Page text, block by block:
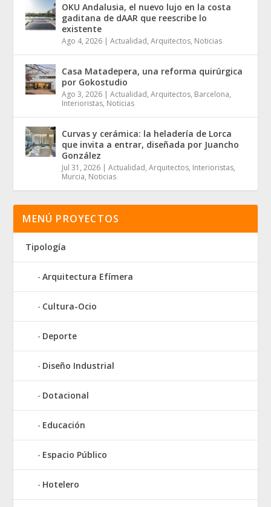
OKU Andalusia, el nuevo lujo en la costa
gaditana de dAAR que reescribe lo
existente
Ago 4, 2026 |Actualidad,Arquitectos, Noticias
Casa Matadepera, una reforma quirúrgica
por Gokostudio
Ago 3, 2026 |Actualidad,Arquitectos, Barcelona,
Interioristas, Noticias
Curvas y cerámica: la heladería de Lorca
que invita a entrar, diseñada por Juancho
González
Jul 31, 2026 |Actualidad,Arquitectos, Interioristas,
Murcia, Noticias
MENÚ PROYECTOS
Tipología
Arquitectura Efímera
Cultura-Ocio
Deporte
Diseño Industrial
Dotacional
Educación
Espacio Público
Hotelero